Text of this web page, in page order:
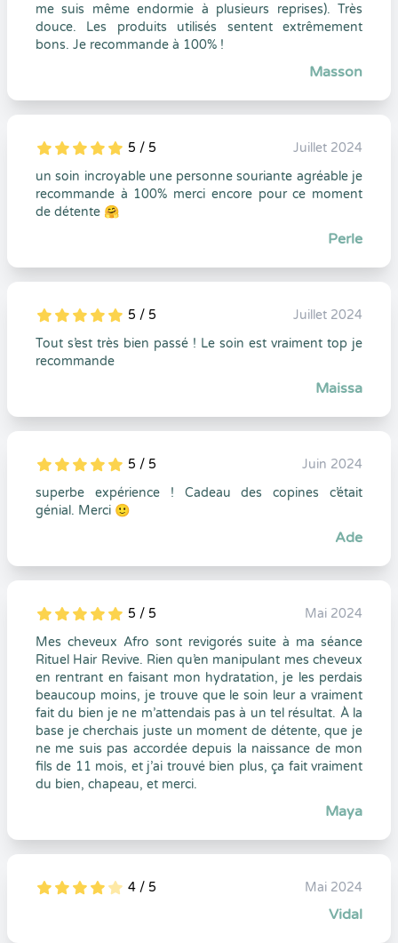
me suis même endormie à plusieurs reprises). Très
douce. Les produits utilisés sentent extrêmement
bons. Je recommande à 100% !
Masson
5
1
5
0 5 / 5
Juillet 2024
un soin incroyable une personne souriante agréable je
recommande à 100% merci encore pour ce moment
de détente 🤗
Perle
5
1
5
0 5 / 5
Juillet 2024
Tout s’est très bien passé ! Le soin est vraiment top je
recommande
Maissa
5
1
5
0 5 / 5
Juin 2024
superbe expérience ! Cadeau des copines c’était
génial. Merci 🙂
Ade
5
1
5
0 5 / 5
Mai 2024
Mes cheveux Afro sont revigorés suite à ma séance
Rituel Hair Revive. Rien qu’en manipulant mes cheveux
en rentrant en faisant mon hydratation, je les perdais
beaucoup moins, je trouve que le soin leur a vraiment
fait du bien je ne m’attendais pas à un tel résultat. À la
base je cherchais juste un moment de détente, que je
ne me suis pas accordée depuis la naissance de mon
fils de 11 mois, et j’ai trouvé bien plus, ça fait vraiment
du bien, chapeau, et merci.
Maya
5
1
4
0 4 / 5 Mai 2024
Vidal